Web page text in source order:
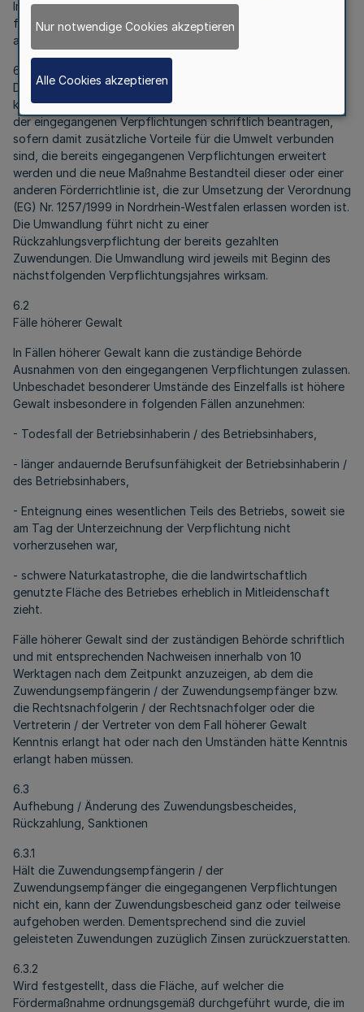
Im Falle der Nr. 6.1.1, 6.1.2 Satz 2 verringert sich die Zuwendung
für die Restlaufzeit entsprechend dem Umfang der
ausscheidenden Fläche.
6.1.4
Die Zuwendungsempfängerin / der Zuwendungsempfänger
kann während des Verpflichtungszeitraums eine Umwandlung
der eingegangenen Verpflichtungen schriftlich beantragen,
sofern damit zusätzliche Vorteile für die Umwelt verbunden
sind, die bereits eingegangenen Verpflichtungen erweitert
werden und die neue Maßnahme Bestandteil dieser oder einer
anderen Förderrichtlinie ist, die zur Umsetzung der Verordnung
(EG) Nr. 1257/1999 in Nordrhein-Westfalen erlassen worden ist.
Die Umwandlung führt nicht zu einer
Rückzahlungsverpflichtung der bereits gezahlten
Zuwendungen. Die Umwandlung wird jeweils mit Beginn des
nächstfolgenden Verpflichtungsjahres wirksam.
6.2
Fälle höherer Gewalt
In Fällen höherer Gewalt kann die zuständige Behörde
Ausnahmen von den eingegangenen Verpflichtungen zulassen.
Unbeschadet besonderer Umstände des Einzelfalls ist höhere
Gewalt insbesondere in folgenden Fällen anzunehmen:
- Todesfall der Betriebsinhaberin / des Betriebsinhabers,
- länger andauernde Berufsunfähigkeit der Betriebsinhaberin /
des Betriebsinhabers,
- Enteignung eines wesentlichen Teils des Betriebs, soweit sie
am Tag der Unterzeichnung der Verpflichtung nicht
vorherzusehen war,
- schwere Naturkatastrophe, die die landwirtschaftlich
genutzte Fläche des Betriebes erheblich in Mitleidenschaft
zieht.
Fälle höherer Gewalt sind der zuständigen Behörde schriftlich
und mit entsprechenden Nachweisen innerhalb von 10
Werktagen nach dem Zeitpunkt anzuzeigen, ab dem die
Zuwendungsempfängerin / der Zuwendungsempfänger bzw.
die Rechtsnachfolgerin / der Rechtsnachfolger oder die
Vertreterin / der Vertreter von dem Fall höherer Gewalt
Kenntnis erlangt hat oder nach den Umständen hätte Kenntnis
erlangt haben müssen.
6.3
Aufhebung / Änderung des Zuwendungsbescheides,
Rückzahlung, Sanktionen
6.3.1
Hält die Zuwendungsempfängerin / der
Zuwendungsempfänger die eingegangenen Verpflichtungen
nicht ein, kann der Zuwendungsbescheid ganz oder teilweise
aufgehoben werden. Dementsprechend sind die zuviel
geleisteten Zuwendungen zuzüglich Zinsen zurückzuerstatten.
6.3.2
Wird festgestellt, dass die Fläche, auf welcher die
Fördermaßnahme ordnungsgemäß durchgeführt wurde, die im
Nur notwendige Cookies akzeptieren
Alle Cookies akzeptieren